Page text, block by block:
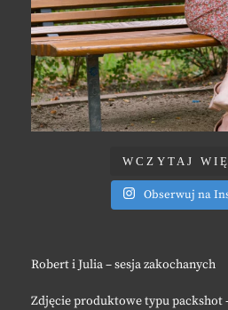
WCZYTAJ
Obserwuj na
Robert i Julia – sesja zakochanych
Zdjęcie produktowe typu packshot